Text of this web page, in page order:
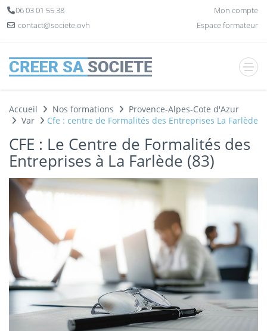
06 03 01 55 38
contact@societe.ovh
Mon compte
Espace formateur
Accueil Nos formations
Provence-Alpes-Cote d'Azur
Var
Cfe : centre de Formalités des Entreprises La Farlède
CFE : Le Centre de Formalités des
Entreprises à La Farlède (83)
Panneau de gestion des cookies